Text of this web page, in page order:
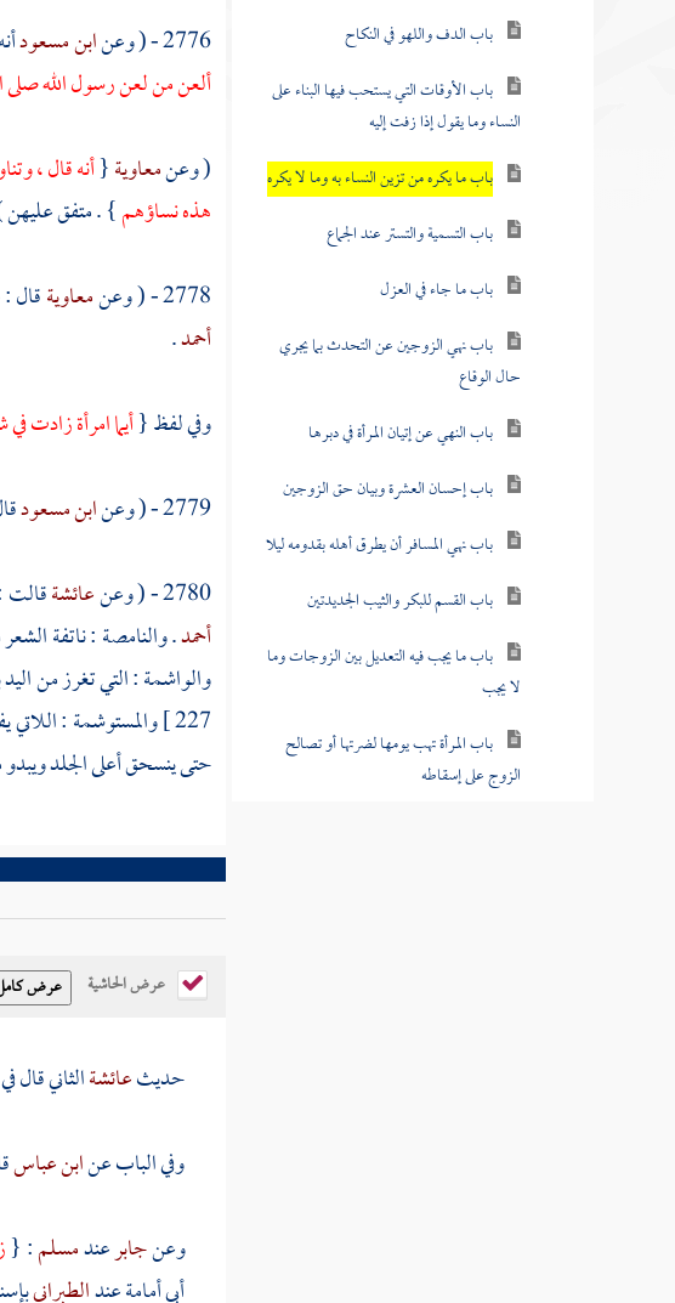
باب الدف واللهو في النكاح
باب الأوقات التي يستحب فيها البناء على
النساء وما يقول إذا زفت إليه
باب ما يكره من تزين النساء به وما لا يكره
باب التسمية والتستر عند الجماع
باب ما جاء في العزل
باب نهي الزوجين عن التحدث بما يجري
حال الوقاع
باب النهي عن إتيان المرأة في دبرها
باب إحسان العشرة وبيان حق الزوجين
باب نهي المسافر أن يطرق أهله بقدومه ليلا
باب القسم للبكر والثيب الجديدتين
باب ما يجب فيه التعديل بين الزوجات وما
لا يجب
باب المرأة تهب يومها لضرتها أو تصالح
الزوج على إسقاطه
2776 - ( وعن
ابن مسعود
ألعن من لعن رسول الله صلى
( وعنمعاوية{أنه قال ،
هذه نساؤهم} . متفق
2778 - ( وعن
معاويةقال
أحمد.
وفي لفظ {أيما امرأة زادت
2779 - ( وعن
ابن مسعود
2780 - ( وعن
عائشة
أحمد. والنامصة : ناتفة
والواشمة : التي تغرز من
227 ] والمستوشمة :
حتى ينسحق أعلى الجلد ويبدو
عرض الحاشية
حديثعائشةالثاني قال
وفي الباب عنابن عباس
وعنجابرعندمسلم: {
أبي أمامةعندالطبراني